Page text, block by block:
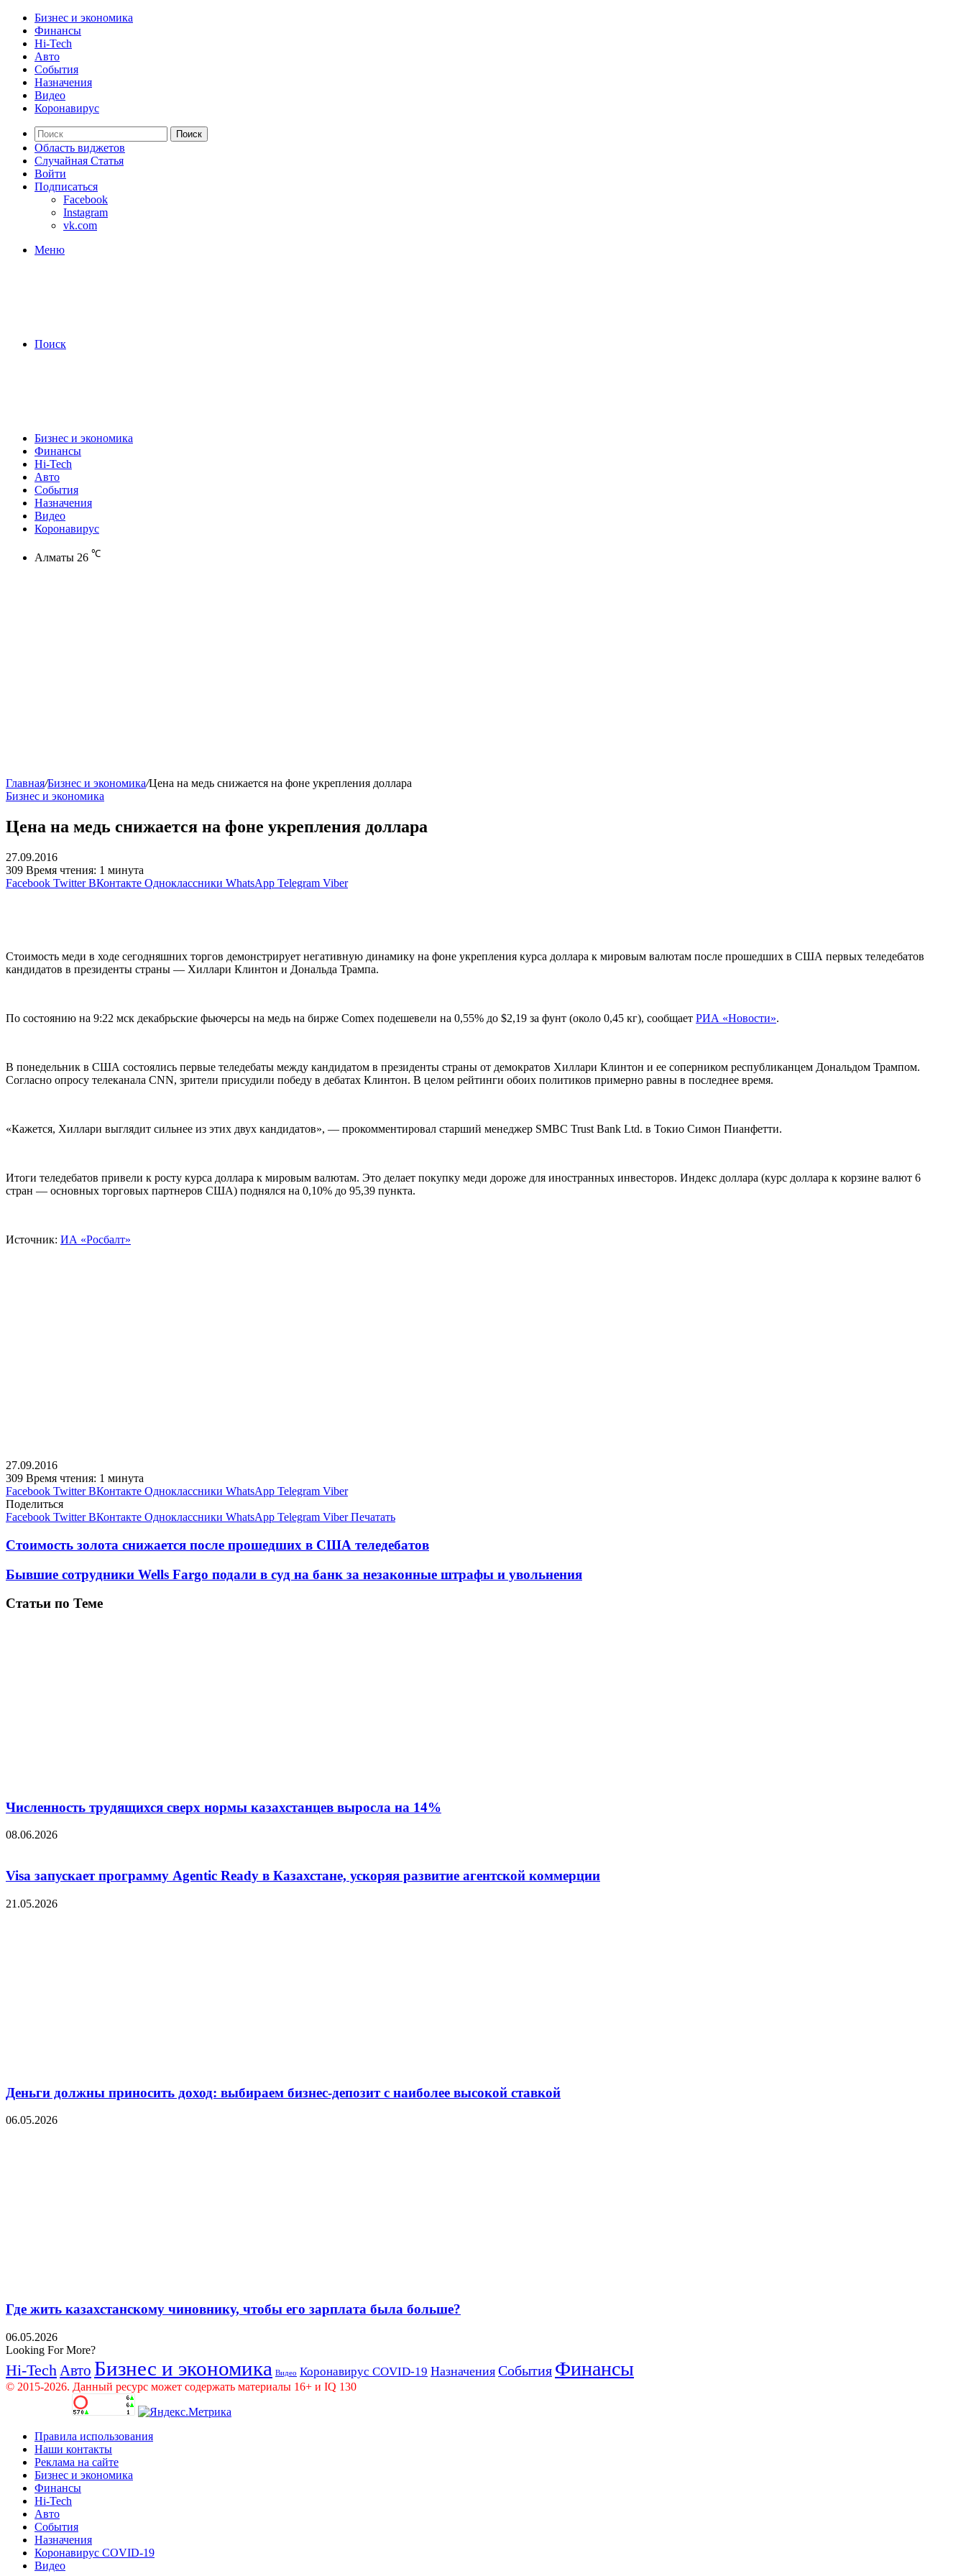
Бизнес и экономика
Финансы
Hi-Tech
Авто
События
Назначения
Видео
Коронавирус
Поиск
Область виджетов
Случайная Статья
Войти
Подписаться
Facebook
Instagram
vk.com
Меню
Поиск
Бизнес и экономика
Финансы
Hi-Tech
Авто
События
Назначения
Видео
Коронавирус
Алматы 26 ℃
Главная/Бизнес и экономика/Цена на медь снижается на фоне укрепления доллара
Бизнес и экономика
Цена на медь снижается на фоне укрепления доллара
27.09.2016
309 Время чтения: 1 минута
Facebook Twitter ВКонтакте Одноклассники WhatsApp Telegram Viber
Стоимость меди в ходе сегодняшних торгов демонстрирует негативную динамику на фоне укрепления курса доллара к мировым валютам после прошедших в США первых теледебатов
кандидатов в президенты страны — Хиллари Клинтон и Дональда Трампа.
По состоянию на 9:22 мск декабрьские фьючерсы на медь на бирже Comex подешевели на 0,55% до $2,19 за фунт (около 0,45 кг), сообщает РИА «Новости».
В понедельник в США состоялись первые теледебаты между кандидатом в президенты страны от демократов Хиллари Клинтон и ее соперником республиканцем Дональдом Трампом.
Согласно опросу телеканала CNN, зрители присудили победу в дебатах Клинтон. В целом рейтинги обоих политиков примерно равны в последнее время.
«Кажется, Хиллари выглядит сильнее из этих двух кандидатов», — прокомментировал старший менеджер SMBC Trust Bank Ltd. в Токио Симон Пианфетти.
Итоги теледебатов привели к росту курса доллара к мировым валютам. Это делает покупку меди дороже для иностранных инвесторов. Индекс доллара (курс доллара к корзине валют 6
стран — основных торговых партнеров США) поднялся на 0,10% до 95,39 пункта.
Источник: ИА «Росбалт»
27.09.2016
309 Время чтения: 1 минута
Facebook Twitter ВКонтакте Одноклассники WhatsApp Telegram Viber
Поделиться
Facebook Twitter ВКонтакте Одноклассники WhatsApp Telegram Viber Печатать
Стоимость золота снижается после прошедших в США теледебатов
Бывшие сотрудники Wells Fargo подали в суд на банк за незаконные штрафы и увольнения
Статьи по Теме
Численность трудящихся сверх нормы казахстанцев выросла на 14%
08.06.2026
Visa запускает программу Agentic Ready в Казахстане, ускоряя развитие агентской коммерции
21.05.2026
Деньги должны приносить доход: выбираем бизнес-депозит с наиболее высокой ставкой
06.05.2026
Где жить казахстанскому чиновнику, чтобы его зарплата была больше?
06.05.2026
Looking For More?
Hi-Tech Авто Бизнес и экономика Видео Коронавирус COVID-19 Назначения События Финансы
© 2015-2026. Данный ресурс может содержать материалы 16+ и IQ 130
Правила использования
Наши контакты
Реклама на сайте
Бизнес и экономика
Финансы
Hi-Tech
Авто
События
Назначения
Коронавирус COVID-19
Видео